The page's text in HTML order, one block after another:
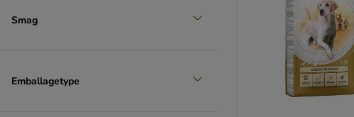
Smag
Emballagetype